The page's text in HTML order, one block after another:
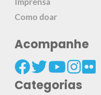
Como doar
Acompanhe
Categorias